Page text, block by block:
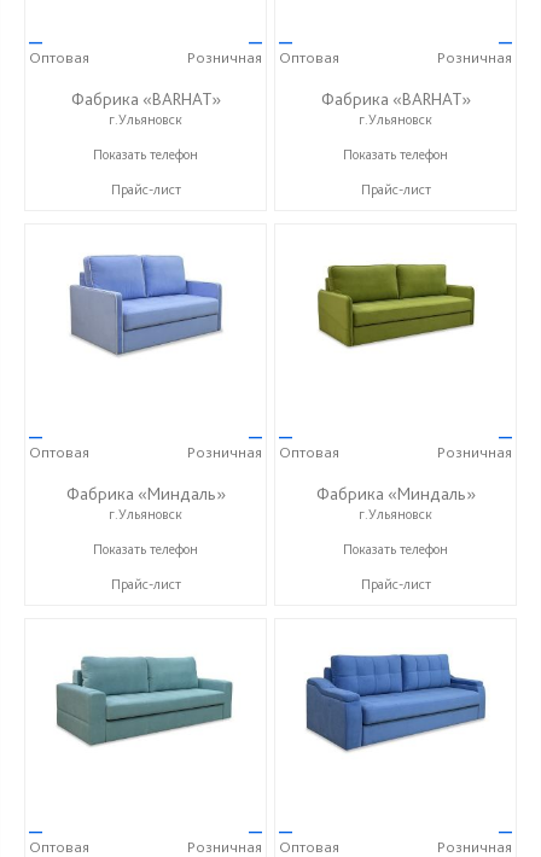
—
Оптовая
—
Розничная
Фабрика «BARHAT»
г.Ульяновск
+7 (996) 219-29-77
Показать телефон
Прайс-лист
—
Оптовая
—
Розничная
Фабрика «BARHAT»
г.Ульяновск
+7 (996) 219-29-77
Показать телефон
Прайс-лист
—
Оптовая
—
Розничная
Фабрика «Миндаль»
г.Ульяновск
+7 (927) 630-62-82
Показать телефон
Прайс-лист
—
Оптовая
—
Розничная
Фабрика «Миндаль»
г.Ульяновск
+7 (927) 630-62-82
Показать телефон
Прайс-лист
—
Оптовая
—
Розничная
—
Оптовая
—
Розничная